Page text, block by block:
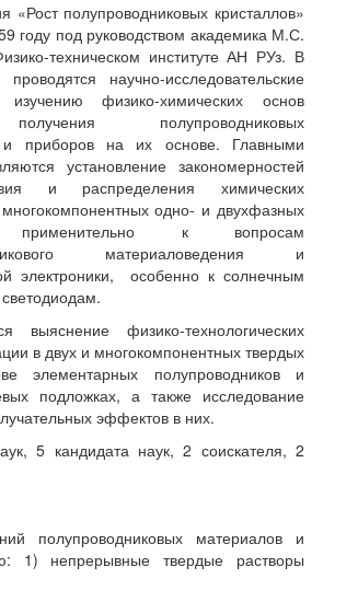
«Рост полупроводниковых кристаллов»
году под руководством академика М.С.
техническом институте АН РУз. В
научно-исследовательские
физико-химических основ
получения полупроводниковых
и приборов на их основе. Главными
установление закономерностей
и распределения химических
одно- и двухфазных
применительно к вопросам
материаловедения и
электроники, особенно к солнечным
физико-технологических
в двух и многокомпонентных твердых
элементарных полупроводников и
подложках, а также исследование
эффектов в них.
5 кандидата наук, 2 соискателя, 2
полупроводниковых материалов и
1) непрерывные твердые растворы